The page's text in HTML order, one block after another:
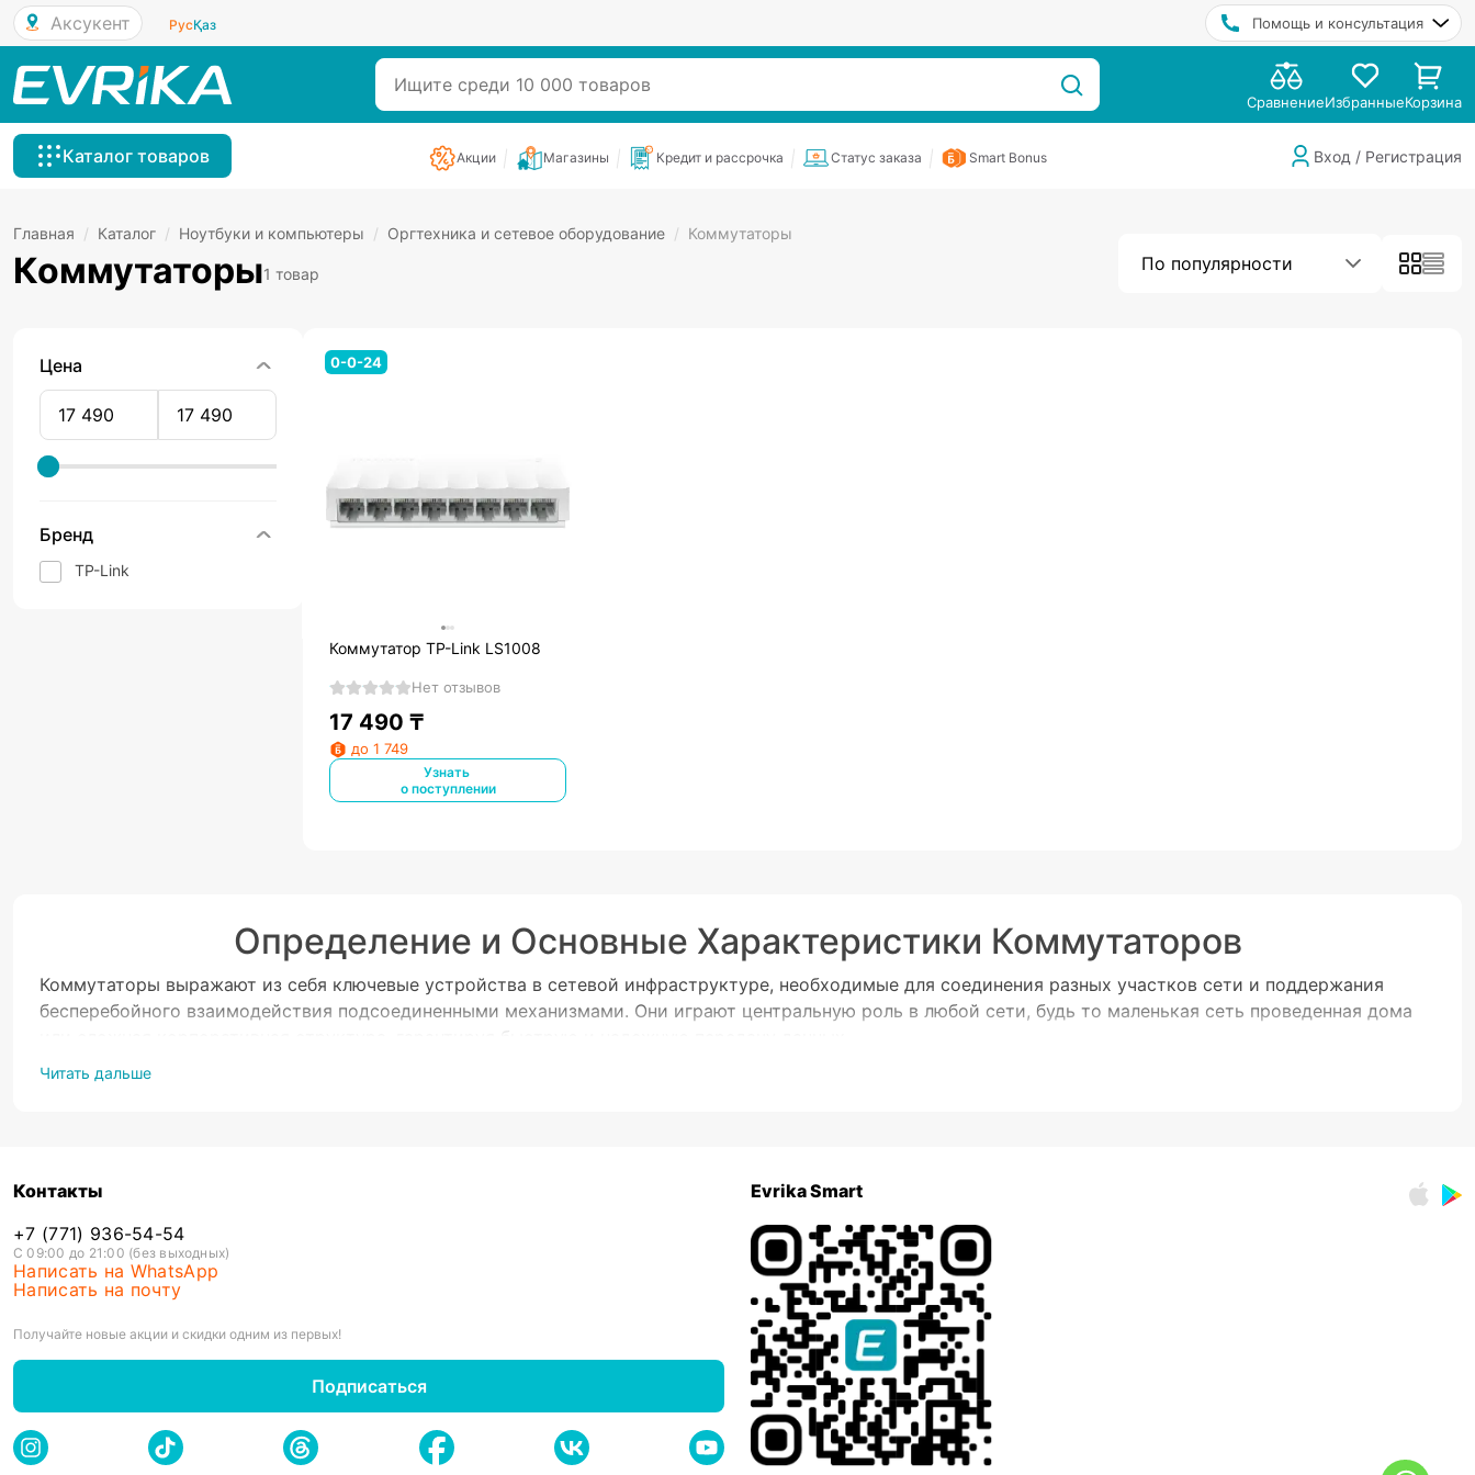
Аксукент РусҚаз Помощь и консультация
СравнениеИзбранныеКорзина
Каталог товаров Акции Магазины Кредит и рассрочка Статус заказа Smart Bonus Вход / Регистрация
Главная / Каталог / Ноутбуки и компьютеры / Оргтехника и сетевое оборудование / Коммутаторы
Коммутаторы1 товар По популярности
Цена
Бренд
TP-Link
0-0-24
Коммутатор TP-Link LS1008
Нет отзывов
17 490 ₸
до 1 749
Узнать
о поступлении
Определение и Основные Характеристики Коммутаторов
Коммутаторы выражают из себя ключевые устройства в сетевой инфраструктуре, необходимые для соединения разных участков сети и поддержания
бесперебойного взаимодействия подсоединенными механизмами. Они играют центральную роль в любой сети, будь то маленькая сеть проведенная дома
или сложная корпоративная структура, гарантируя быструю и надежную передачу данных.
подходят для использования в домашних условиях или малых офисах, где не требуется сложная конфигурация сети.
Управляемые коммутаторы
предоставляют расширенные опции управления и конфигурации. Они позволяют администраторам сети вносить изменения
в работу устройств, настраивать приоритеты данных, улучшать безопасность и осуществлять мониторинг работы сети. Эти модели чаще всего
используются в больших офисах или дата-центрах, где нужен контроль над большим количеством данных и подключений.
Ключевые параметры коммутаторов
При выборе сетевого коммутатора основное внимание стоит уделить следующим характеристикам:
Количество портов- варьируются по количеству портов, начиная от моделей с 8 портами для низких сетей, до устройств с 24, 48 или даже 100
портами для больших корпоративных сетей.
Пропускная способность: Высокопроизводительные коммутаторы способны снабжать высокоскоростную передачу данных, что критически важно для
Читать дальше
Контакты
+7 (771) 936-54-54
С 09:00 до 21:00 (без выходных)
Написать на WhatsApp
Написать на почту
Получайте новые акции и скидки одним из первых!
Подписаться
Evrika Smart